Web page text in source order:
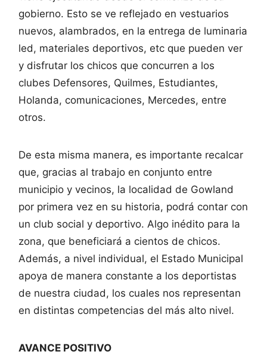
gobierno. Esto se ve reflejado en vestuarios
nuevos, alambrados, en la entrega de luminaria
led, materiales deportivos, etc que pueden ver
y disfrutar los chicos que concurren a los
clubes Defensores, Quilmes, Estudiantes,
Holanda, comunicaciones, Mercedes, entre
otros.
De esta misma manera, es importante recalcar
que, gracias al trabajo en conjunto entre
municipio y vecinos, la localidad de Gowland
por primera vez en su historia, podrá contar con
un club social y deportivo. Algo inédito para la
zona, que beneficiará a cientos de chicos.
Además, a nivel individual, el Estado Municipal
apoya de manera constante a los deportistas
de nuestra ciudad, los cuales nos representan
en distintas competencias del más alto nivel.
AVANCE POSITIVO